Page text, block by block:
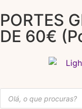
PORTES
DE 60€